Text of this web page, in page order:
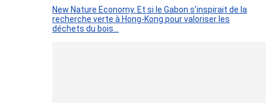
New Nature Economy. Et si le Gabon s’inspirait de la
recherche verte à Hong-Kong pour valoriser les
déchets du bois…